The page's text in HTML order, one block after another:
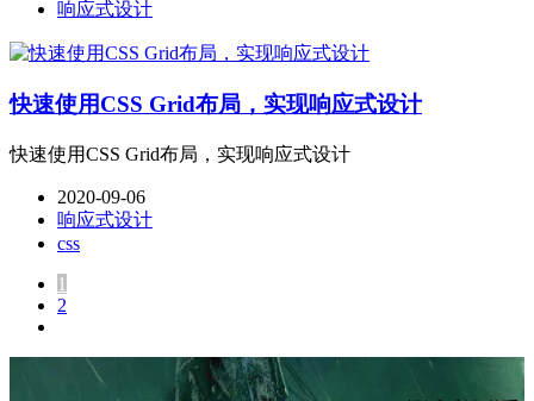
响应式设计
快速使用CSS Grid布局，实现响应式设计
快速使用CSS Grid布局，实现响应式设计
2020-09-06
响应式设计
css
1
2